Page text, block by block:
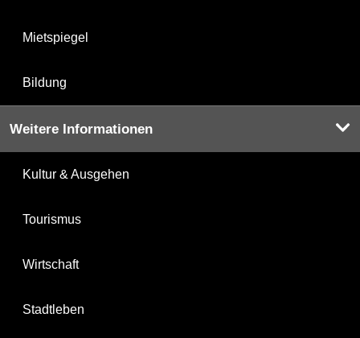
Mietspiegel
Bildung
Weitere Informationen
Kultur & Ausgehen
Tourismus
Wirtschaft
Stadtleben